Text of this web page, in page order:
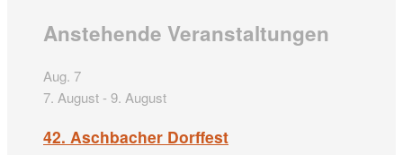
Anstehende Veranstaltungen
Aug. 7
7. August - 9. August
42. Aschbacher Dorffest